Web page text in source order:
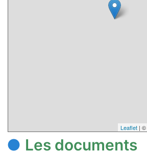
Leaflet | ©
Les documents